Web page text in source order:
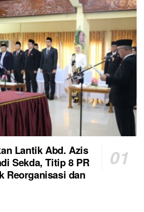
Lantik Abd. Azis
Sekda, Titip 8 PR
Reorganisasi dan